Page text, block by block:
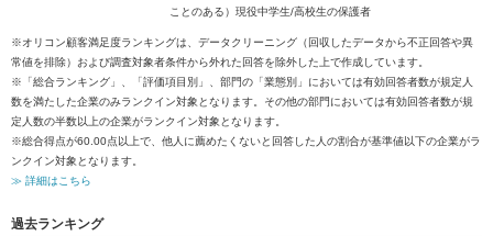
ことのある）現役中学生/高校生の保護者
※オリコン顧客満足度ランキングは、データクリーニング（回収したデータから不正回答や異
常値を排除）および調査対象者条件から外れた回答を除外した上で作成しています。
※「総合ランキング」、「評価項目別」、部門の「業態別」においては有効回答者数が規定人
数を満たした企業のみランクイン対象となります。その他の部門においては有効回答者数が規
定人数の半数以上の企業がランクイン対象となります。
※総合得点が60.00点以上で、他人に薦めたくないと回答した人の割合が基準値以下の企業がラ
ンクイン対象となります。
≫ 詳細はこちら
過去ランキング